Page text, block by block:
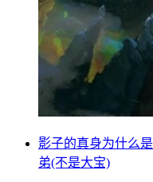
影子的真身为什么
弟(不是大宝)